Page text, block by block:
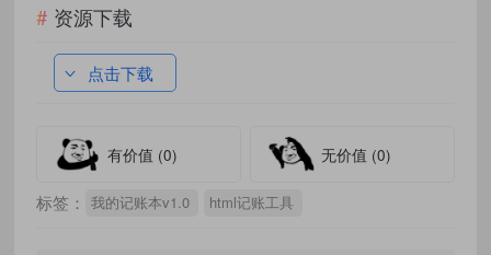
资源下载
点击下载
有价值 (0) 无价值 (0)
标签： 我的记账本v1.0 html记账工具